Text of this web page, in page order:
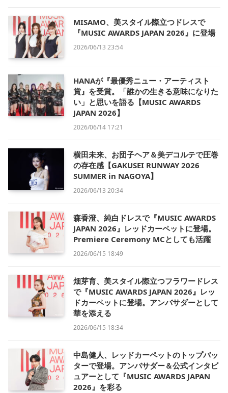
MISAMO、美スタイル際立つドレスで
『MUSIC AWARDS JAPAN 2026』に登場
2026/06/13 23:54
HANAが『最優秀ニュー・アーティスト
賞』を受賞。「誰かの生きる意味になりた
い」と思いを語る【MUSIC AWARDS
JAPAN 2026】
2026/06/14 17:21
横田未来、お団子ヘア＆美デコルテで圧巻
の存在感【GAKUSEI RUNWAY 2026
SUMMER in NAGOYA】
2026/06/13 20:34
森香澄、純白ドレスで『MUSIC AWARDS
JAPAN 2026』レッドカーペットに登場。
Premiere Ceremony MCとしても活躍
2026/06/15 18:49
畑芽育、美スタイル際立つフラワードレス
で『MUSIC AWARDS JAPAN 2026』レッ
ドカーペットに登場。アンバサダーとして
華を添える
2026/06/15 18:34
中島健人、レッドカーペットのトップバッ
ターで登場。アンバサダー＆公式インタビ
ュアーとして『MUSIC AWARDS JAPAN
2026』を彩る